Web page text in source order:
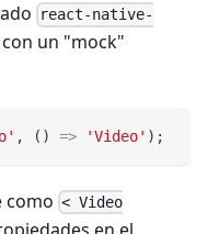
react-native-
un "mock"
, ( ) => 'Video' ) ;
como < Video